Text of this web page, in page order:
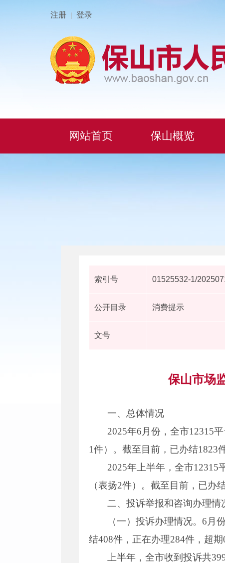
注册 | 登录
网站首页 保山概览
索引号 01525532-1/
公开目录 消费提示
文号
保山市场
一、总体情况
2025年6月份，全市12315
1件）。截至目前，已办结1823
2025年上半年，全市12315
（表扬2件）。截至目前，已办
二、投诉举报和咨询办理情
（一）投诉办理情况。6月
结408件，正在办理284件，超期
上半年，全市收到投诉共